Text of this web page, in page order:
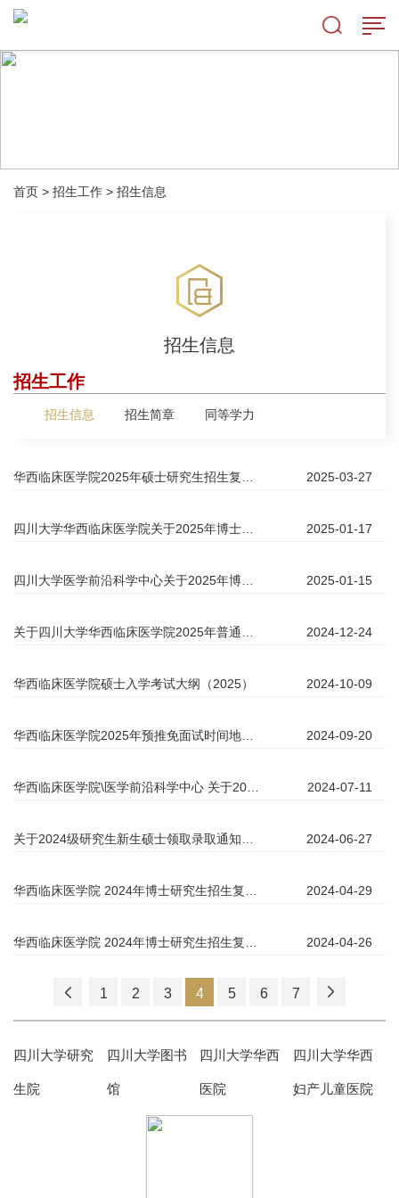
首页 > 招生工作 > 招生信息
招生信息
招生工作
招生信息 招生简章 同等学力
2025-03-27
2025-01-17
2025-01-15
2024-12-24
华西临床医学院硕士入学考试大纲（2025） 2024-10-09
2024-09-20
2024-07-11
2024-06-27
2024-04-29
2024-04-26
1 2 3 4 5 6 7
四川大学研究
生院
四川大学图书
馆
四川大学华西
医院
四川大学华西
妇产儿童医院